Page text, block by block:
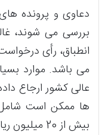
دعاوی و پرونده
بررسی می شوند،
انطباق، رأی
می باشد. موارد
عالی کشور ارجاع
ها ممکن است
بیش از 20 میلیون ریال برسد.